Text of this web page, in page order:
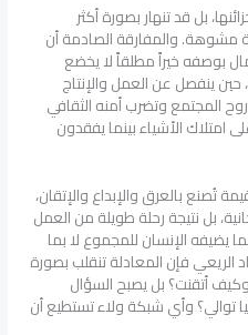
بل قد تنهار بصورة أكثر
مشوهة. والمفارقة الصادمة أن
بوصفه خيراً مطلقاً لا يخضع
حين ينفصل عن العمل والإنتاج
المجتمع وتضرب أمنه الثقافي
امتلاك الأشياء بينما يفقدون
تُصنع بالعرق والإبداع والإتقان،
بل نتيجة رحلة طويلة من العمل
يضيفه الإنسان للمجموع لا بما
الريعي فإن المعادلة تنقلب بصورة
أتقنت؟ بل يصبح السؤال
توالي؟ وأي شبكة ولاء تستطيع أن